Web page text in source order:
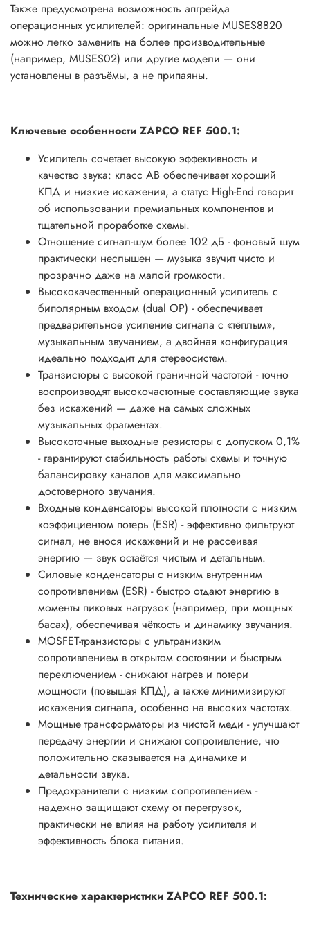
Также предусмотрена возможность апгрейда
операционных усилителей: оригинальные MUSES8820
можно легко заменить на более производительные
(например, MUSES02) или другие модели — они
установлены в разъёмы, а не припаяны.
Ключевые особенности ZAPCO REF 500.1:
Усилитель сочетает высокую эффективность и
качество звука: класс AB обеспечивает хороший
КПД и низкие искажения, а статус High-End говорит
об использовании премиальных компонентов и
тщательной проработке схемы.
Отношение сигнал-шум более 102 дБ - фоновый шум
практически неслышен — музыка звучит чисто и
прозрачно даже на малой громкости.
Высококачественный операционный усилитель с
биполярным входом (dual OP) - обеспечивает
предварительное усиление сигнала с «тёплым»,
музыкальным звучанием, а двойная конфигурация
идеально подходит для стереосистем.
Транзисторы с высокой граничной частотой - точно
воспроизводят высокочастотные составляющие звука
без искажений — даже на самых сложных
музыкальных фрагментах.
Высокоточные выходные резисторы с допуском 0,1%
- гарантируют стабильность работы схемы и точную
балансировку каналов для максимально
достоверного звучания.
Входные конденсаторы высокой плотности с низким
коэффициентом потерь (ESR) - эффективно фильтруют
сигнал, не внося искажений и не рассеивая
энергию — звук остаётся чистым и детальным.
Силовые конденсаторы с низким внутренним
сопротивлением (ESR) - быстро отдают энергию в
моменты пиковых нагрузок (например, при мощных
басах), обеспечивая чёткость и динамику звучания.
MOSFET-транзисторы с ультранизким
сопротивлением в открытом состоянии и быстрым
переключением - снижают нагрев и потери
мощности (повышая КПД), а также минимизируют
искажения сигнала, особенно на высоких частотах.
Мощные трансформаторы из чистой меди - улучшают
передачу энергии и снижают сопротивление, что
положительно сказывается на динамике и
детальности звука.
Предохранители с низким сопротивлением -
надежно защищают схему от перегрузок,
практически не влияя на работу усилителя и
эффективность блока питания.
Технические характеристики ZAPCO REF 500.1: